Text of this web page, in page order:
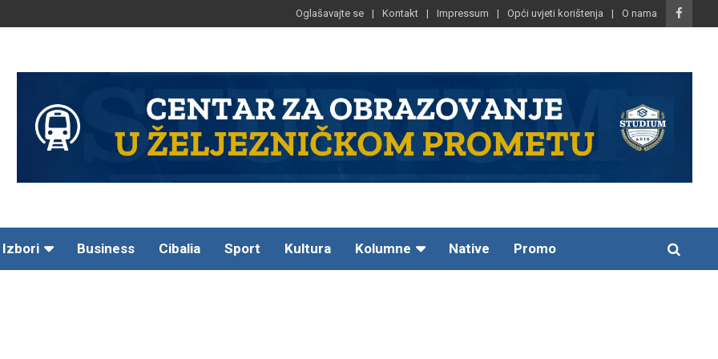
Oglašavajte se Kontakt Impressum Opći uvjeti korištenja O nama
Izbori Business Cibalia Sport Kultura Kolumne Native Promo